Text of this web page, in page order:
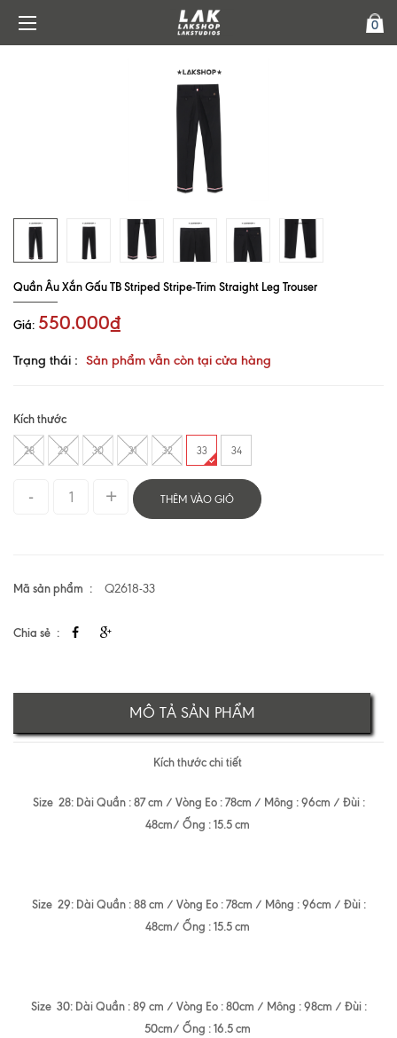
0
Quần Âu Xắn Gấu TB Striped Stripe-Trim Straight Leg Trouser
Giá: 550.000₫
Trạng thái : Sản phẩm vẫn còn tại cửa hàng
Kích thước
28 29 30 31 32 33 34
THÊM VÀO GIỎ
Mã sản phẩm Q2618-33
Chia sẻ
MÔ TẢ SẢN PHẨM
Kích thước chi tiết
Size 28: Dài Quần : 87 cm / Vòng Eo : 78cm / Mông : 96cm / Đùi :
48cm/ Ống : 15.5 cm
Size 29: Dài Quần : 88 cm / Vòng Eo : 78cm / Mông : 96cm / Đùi :
48cm/ Ống : 15.5 cm
Size 30: Dài Quần : 89 cm / Vòng Eo : 80cm / Mông : 98cm / Đùi :
50cm/ Ống : 16.5 cm